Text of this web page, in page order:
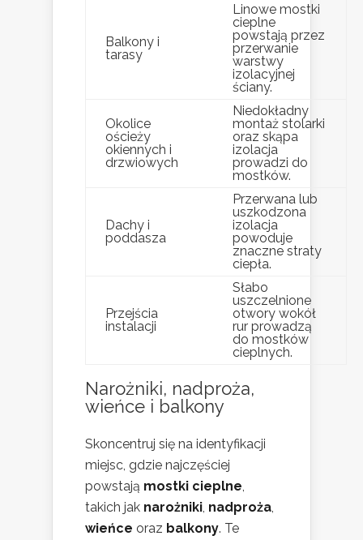
Balkony i
tarasy
Linowe mostki
cieplne
powstają przez
przerwanie
warstwy
izolacyjnej
ściany.
Okolice
ościeży
okiennych i
drzwiowych
Niedokładny
montaż stolarki
oraz skąpa
izolacja
prowadzi do
mostków.
Dachy i
poddasza
Przerwana lub
uszkodzona
izolacja
powoduje
znaczne straty
ciepła.
Przejścia
instalacji
Słabo
uszczelnione
otwory wokół
rur prowadzą
do mostków
cieplnych.
Narożniki, nadproża,
wieńce i balkony
Skoncentruj się na identyfikacji
miejsc, gdzie najczęściej
powstają mostki cieplne
takich jak narożniki nadproża
wieńce oraz balkony. Te